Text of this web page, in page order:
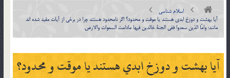
اسلام شناسی
آيا بهشت و دوزخ ابدي هستند يا موقت و محدود؟ اگر نامحدود هستند چرا در برخي از آيات مقيد شده اند
مانند: وامّا الذين سعدوا ففي الجنة خالدين فيها مادامت السموات والارض.
آيا بهشت و دوزخ ابدي هستند يا موقت و محدود؟